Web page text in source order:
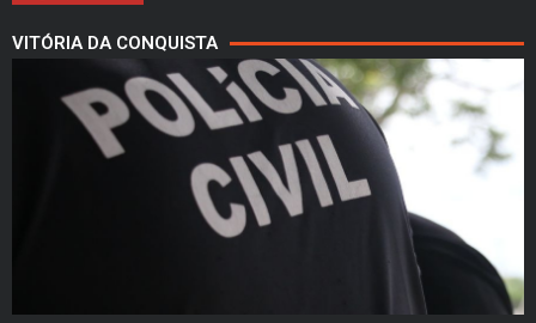
VITÓRIA DA CONQUISTA